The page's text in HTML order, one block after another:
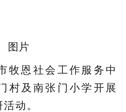
牧恩社会工作服务中
村及南张门小学开展
动。